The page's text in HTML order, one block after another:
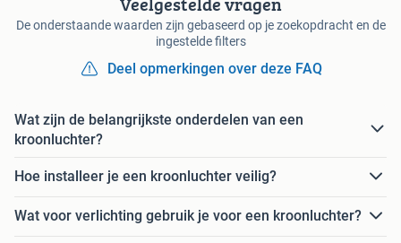
De onderstaande waarden zijn gebaseerd op je zoekopdracht en de
ingestelde filters
Deel opmerkingen over deze FAQ
Wat zijn de belangrijkste onderdelen van een
kroonluchter?
Hoe installeer je een kroonluchter veilig?
Wat voor verlichting gebruik je voor een kroonluchter?